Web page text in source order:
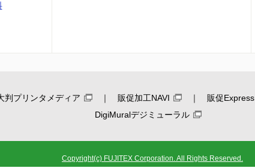
判プリンタメディア 販促加工NAVI 販促Express
DigiMuralデジミューラル
Copyright(c) FUJITEX Corporation. All Rights Reserved.